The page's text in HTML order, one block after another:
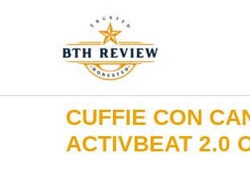
CUFFIE CON
ACTIVBEAT 2.0